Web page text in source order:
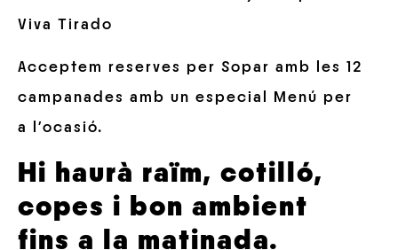
Viva Tirado
Acceptem reserves per Sopar amb les 12
campanades amb un especial Menú per
a l’ocasió.
Hi haurà raïm, cotilló,
copes i bon ambient
fins a la matinada.